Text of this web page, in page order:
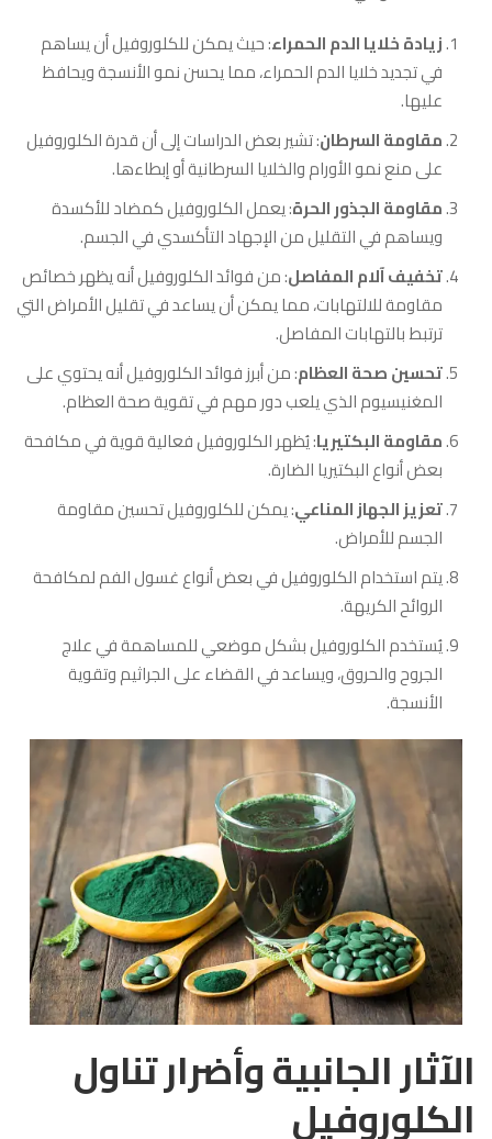
زيادة خلايا الدم الحمراء: حيث يمكن للكلوروفيل أن يساهم
في تجديد خلايا الدم الحمراء، مما يحسن نمو الأنسجة ويحافظ
عليها.
مقاومة السرطان: تشير بعض الدراسات إلى أن قدرة الكلوروفيل
على منع نمو الأورام والخلايا السرطانية أو إبطاءها.
مقاومة الجذور الحرة: يعمل الكلوروفيل كمضاد للأكسدة
ويساهم في التقليل من الإجهاد التأكسدي في الجسم.
تخفيف آلام المفاصل: من فوائد الكلوروفيل أنه يظهر خصائص
مقاومة للالتهابات، مما يمكن أن يساعد في تقليل الأمراض التي
ترتبط بالتهابات المفاصل.
تحسين صحة العظام: من أبرز فوائد الكلوروفيل أنه يحتوي على
المغنيسيوم الذي يلعب دور مهم في تقوية صحة العظام.
مقاومة البكتيريا: يُظهر الكلوروفيل فعالية قوية في مكافحة
بعض أنواع البكتيريا الضارة.
تعزيز الجهاز المناعي: يمكن للكلوروفيل تحسين مقاومة
الجسم للأمراض.
يتم استخدام الكلوروفيل في بعض أنواع غسول الفم لمكافحة
الروائح الكريهة.
يُستخدم الكلوروفيل بشكل موضعي للمساهمة في علاج
الجروح والحروق، ويساعد في القضاء على الجراثيم وتقوية
الأنسجة.
الآثار الجانبية وأضرار تناول
الكلوروفيل